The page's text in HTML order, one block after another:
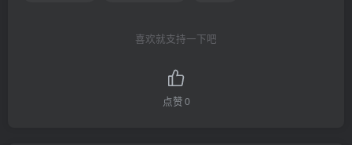
喜欢就支持一下吧
点赞0